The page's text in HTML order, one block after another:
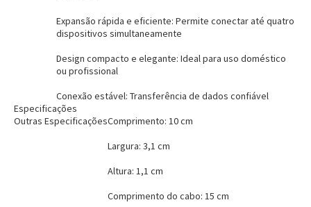
Entendi
Entendi
Entendi
Entendi
Expansão rápida e eficiente: Permite conectar até quatro
dispositivos simultaneamente
Design compacto e elegante: Ideal para uso doméstico
ou profissional
Conexão estável: Transferência de dados confiável
Especificações
Outras EspecificaçõesComprimento: 10 cm
Largura: 3,1 cm
Altura: 1,1 cm
Comprimento do cabo: 15 cm